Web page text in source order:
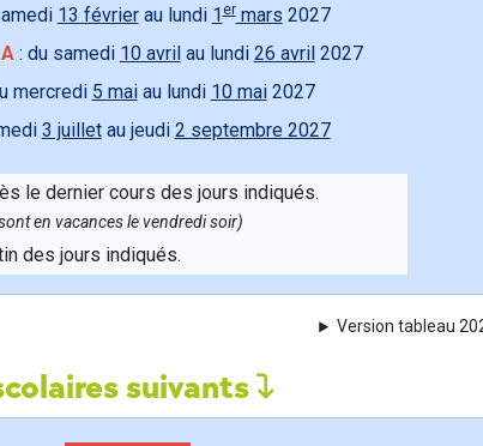
13 févrierau lundi 1ermars 2027
: du samedi 10 avril au lundi 26 avril 2027
mercredi 5 maiau lundi 10 mai2027
3 juilletau jeudi 2 septembre 2027
le dernier cours des jours indiqués.
en vacances le vendredi soir)
des jours indiqués.
Version tableau
suivants